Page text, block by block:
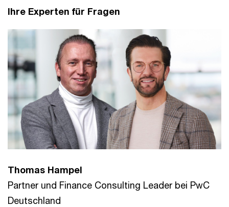
Ihre Experten für Fragen
Thomas Hampel
Partner und Finance Consulting Leader bei PwC
Deutschland